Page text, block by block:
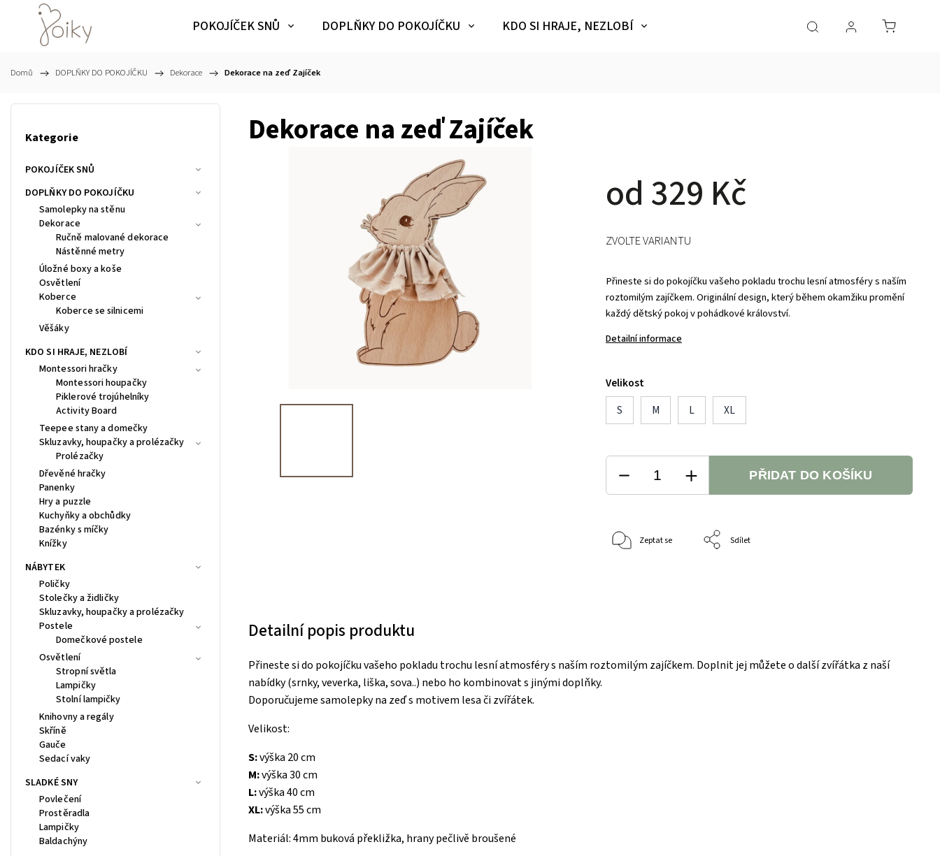
POKOJÍČEK SNŮ DOPLŇKY DO POKOJÍČKU KDO SI HRAJE, NEZLOBÍ SLADKÉ SNY Dárky pro
Domů / DOPLŇKY DO POKOJÍČKU / Dekorace / Dekorace na zeď Zajíček
Kategorie
POKOJÍČEK SNŮ
DOPLŇKY DO POKOJÍČKU
Samolepky na stěnu
Dekorace
Ručně malované dekorace
Nástěnné metry
Úložné boxy a koše
Osvětlení
Koberce
Koberce se silnicemi
Věšáky
KDO SI HRAJE, NEZLOBÍ
Montessori hračky
Montessori houpačky
Piklerové trojúhelníky
Activity Board
Teepee stany a domečky
Skluzavky, houpačky a prolézačky
Prolézačky
Dřevěné hračky
Panenky
Hry a puzzle
Kuchyňky a obchůdky
Bazénky s míčky
Knížky
NÁBYTEK
Poličky
Stolečky a židličky
Skluzavky, houpačky a prolézačky
Postele
Domečkové postele
Osvětlení
Stropní světla
Lampičky
Stolní lampičky
Knihovny a regály
Skříně
Gauče
Sedací vaky
SLADKÉ SNY
Povlečení
Prostěradla
Lampičky
Baldachýny
Dekorace na zeď Zajíček
od 329 Kč
Přineste si do pokojíčku vašeho pokladu trochu lesní atmosféry s naším
roztomilým zajíčkem. Originální design, který během okamžiku promění
každý dětský pokoj v pohádkové království.
Detailní informace
Velikost
S
M L XL
ZVOLTE VARIANTU
PŘIDAT DO KOŠÍKU
Zeptat se Sdílet
Detailní popis produktu
Přineste si do pokojíčku vašeho pokladu trochu lesní atmosféry s naším roztomilým zajíčkem. Doplnit jej můžete o další zvířátka z naší
nabídky (srnky, veverka, liška, sova..) nebo ho kombinovat s jinými doplňky.
Doporučujeme samolepky na zeď s motivem lesa či zvířátek.
Velikost:
S:výška 20 cm
M:výška 30 cm
L:výška 40 cm
XL:výška 55 cm
Materiál: 4mm buková překližka, hrany pečlivě broušené